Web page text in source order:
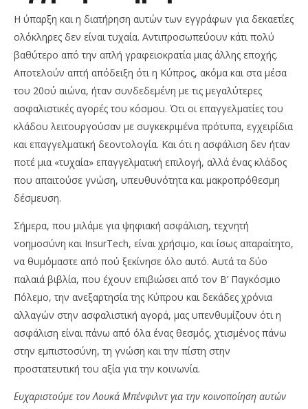
Η ύπαρξη και η διατήρηση αυτών των εγγράφων για δεκαετίες
ολόκληρες δεν είναι τυχαία. Αντιπροσωπεύουν κάτι πολύ
βαθύτερο από την απλή γραφειοκρατία μιας άλλης εποχής.
Αποτελούν απτή απόδειξη ότι η Κύπρος, ακόμα και στα μέσα
του 20ού αιώνα, ήταν συνδεδεμένη με τις μεγαλύτερες
ασφαλιστικές αγορές του κόσμου. Ότι οι επαγγελματίες του
κλάδου λειτουργούσαν με συγκεκριμένα πρότυπα, εγχειρίδια
και επαγγελματική δεοντολογία. Και ότι η ασφάλιση δεν ήταν
ποτέ μια «τυχαία» επαγγελματική επιλογή, αλλά ένας κλάδος
που απαιτούσε γνώση, υπευθυνότητα και μακροπρόθεσμη
δέσμευση.
Σήμερα, που μιλάμε για ψηφιακή ασφάλιση, τεχνητή
νοημοσύνη και InsurTech, είναι χρήσιμο, και ίσως απαραίτητο,
να θυμόμαστε από πού ξεκίνησε όλο αυτό. Αυτά τα δύο
παλαιά βιβλία, που έχουν επιβιώσει από τον Β’ Παγκόσμιο
Πόλεμο, την ανεξαρτησία της Κύπρου και δεκάδες χρόνια
αλλαγών στην ασφαλιστική αγορά, μας υπενθυμίζουν ότι η
ασφάλιση είναι πάνω από όλα ένας θεσμός, χτισμένος πάνω
στην εμπιστοσύνη, τη γνώση και την πίστη στην
προστατευτική του αξία για την κοινωνία.
Ευχαριστούμε τον Λουκά Μπένφιλντ για την κοινοποίηση αυτών